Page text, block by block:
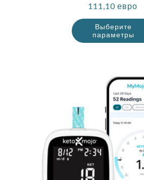
Обычная
цена
111,10 евро
Выберите
параметры